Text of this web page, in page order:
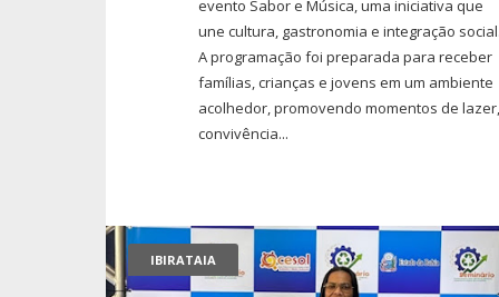
evento Sabor e Música, uma iniciativa que
une cultura, gastronomia e integração
A programação foi preparada para receber
famílias, crianças e jovens em um ambiente
acolhedor, promovendo momentos de
convivência...
IBIRATAIA